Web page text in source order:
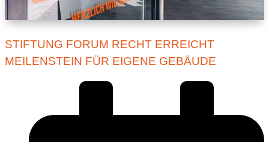
STIFTUNG FORUM RECHT ERREICHT
MEILENSTEIN FÜR EIGENE GEBÄUDE